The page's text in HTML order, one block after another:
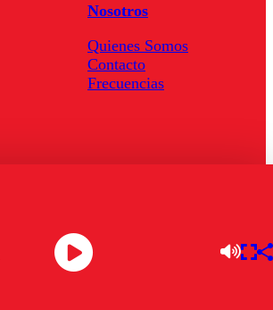
Nosotros
Quienes Somos
Contacto
Frecuencias